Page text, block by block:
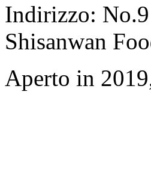
Indirizzo:
Shisanwan
Aperto in